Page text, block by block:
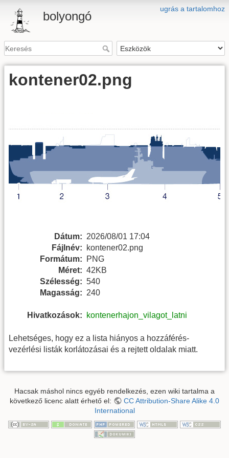
ugrás a tartalomhoz
bolyongó
kontener02.png
Dátum: 2026/08/01 17:04
Fájlnév:
kontener02.png
Formátum:
PNG
Méret: 42KB
Szélesség: 540
Magasság: 240
Hivatkozások: kontenerhajon_vilagot_latni
Lehetséges, hogy ez a lista hiányos a hozzáférés-
vezérlési listák korlátozásai és a rejtett oldalak miatt.
Hacsak máshol nincs egyéb rendelkezés, ezen wiki tartalma a
következő licenc alatt érhető el:
CC Attribution-Share Alike 4.0
International